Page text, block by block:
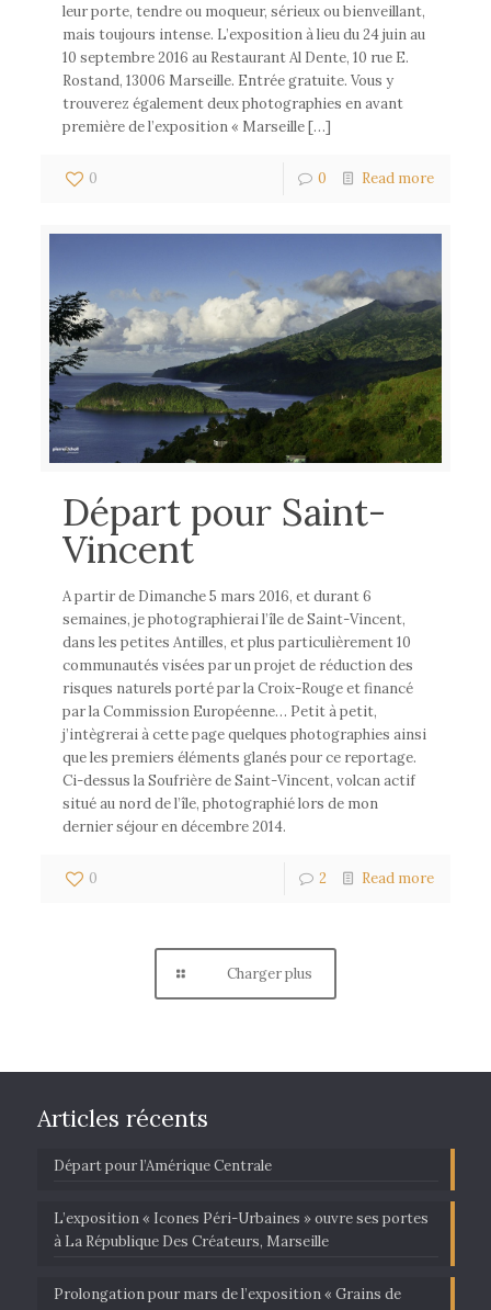
leur porte, tendre ou moqueur, sérieux ou bienveillant,
mais toujours intense. L’exposition à lieu du 24 juin au
10 septembre 2016 au Restaurant Al Dente, 10 rue E.
Rostand, 13006 Marseille. Entrée gratuite. Vous y
trouverez également deux photographies en avant
première de l’exposition « Marseille […]
0 0 Read more
Départ pour Saint-
Vincent
A partir de Dimanche 5 mars 2016, et durant 6
semaines, je photographierai l’île de Saint-Vincent,
dans les petites Antilles, et plus particulièrement 10
communautés visées par un projet de réduction des
risques naturels porté par la Croix-Rouge et financé
par la Commission Européenne… Petit à petit,
j’intègrerai à cette page quelques photographies ainsi
que les premiers éléments glanés pour ce reportage.
Ci-dessus la Soufrière de Saint-Vincent, volcan actif
situé au nord de l’île, photographié lors de mon
dernier séjour en décembre 2014.
0 2 Read more
Charger plus
Articles récents
Départ pour l’Amérique Centrale
L’exposition « Icones Péri-Urbaines » ouvre ses portes
à La République Des Créateurs, Marseille
Prolongation pour mars de l’exposition « Grains de